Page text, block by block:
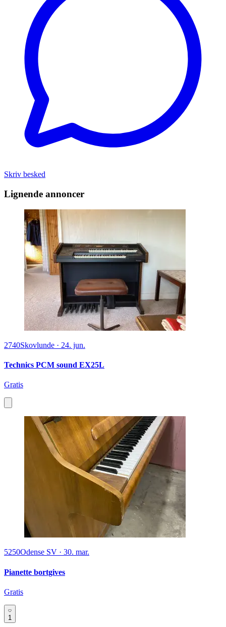
Skriv besked
Lignende annoncer
2740Skovlunde · 24. jun.
Technics PCM sound EX25L
Gratis
5250Odense SV · 30. mar.
Pianette bortgives
Gratis
1